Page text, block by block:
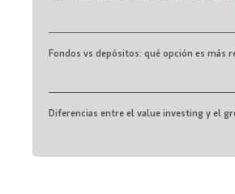
Fondos vs depósitos: qué opción es más
Diferencias entre el value investing y el